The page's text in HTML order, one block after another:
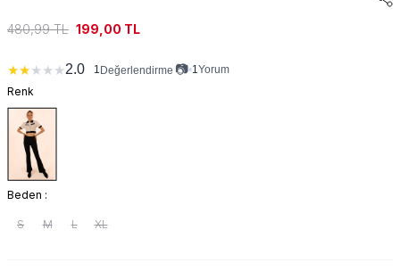
480,99TL 199,00 TL
★★★★★2.0 1Değerlendirme 📷•1Yorum
Renk
Beden :
S M L XL